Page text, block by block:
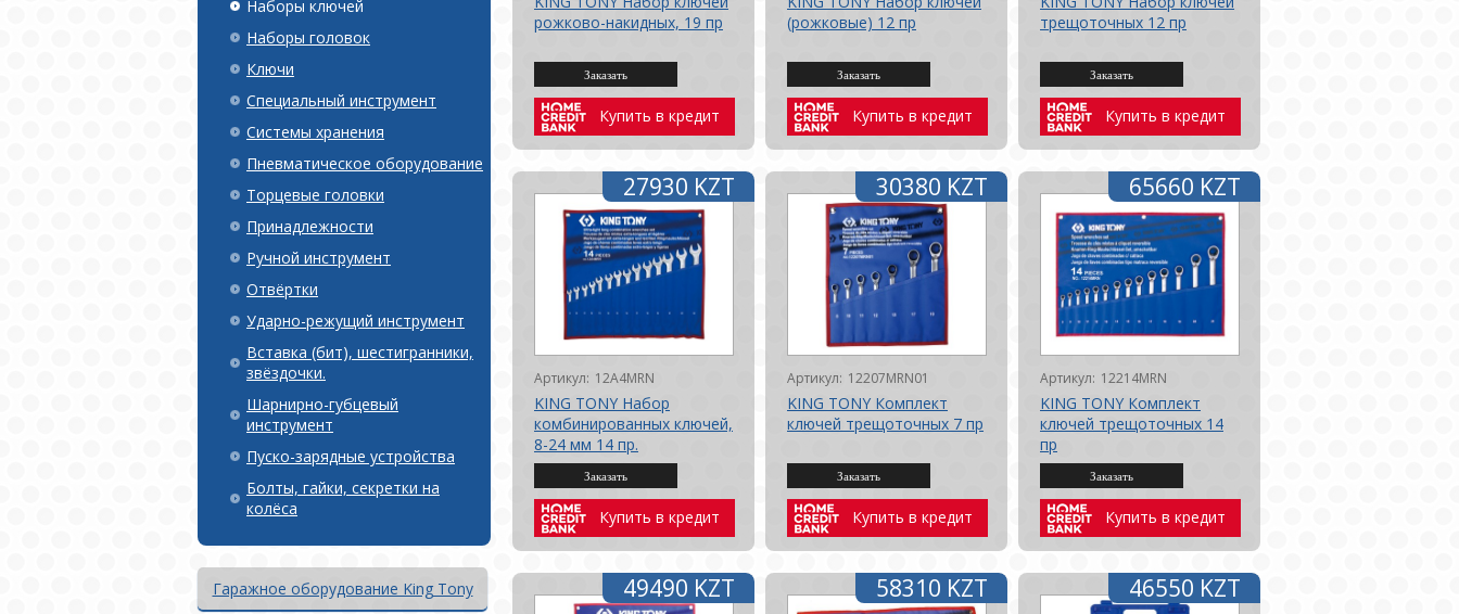
Наборы ключей
Наборы головок
Ключи
Специальный инструмент
Системы хранения
Пневматическое оборудование
Торцевые головки
Принадлежности
Ручной инструмент
Отвёртки
Ударно-режущий инструмент
Вставка (бит), шестигранники,
звёздочки.
Шарнирно-губцевый
инструмент
Пуско-зарядные устройства
Болты, гайки, секретки на
колёса
Гаражное оборудование King Tony
рожково-накидных, 19 пр
Купить в кредит
(рожковые) 12 пр
Купить в кредит
трещоточных 12 пр
Купить в кредит
Артикул: 12A4MRN
KING TONY Набор
комбинированных ключей,
8-24 мм 14 пр.
27930 KZT
Купить в кредит
Артикул: 12207MRN01
KING TONY Комплект
ключей трещоточных 7 пр
30380 KZT
Купить в кредит
Артикул: 12214MRN
KING TONY Комплект
ключей трещоточных 14
пр
65660 KZT
Купить в кредит
49490 KZT 58310 KZT 46550 KZT